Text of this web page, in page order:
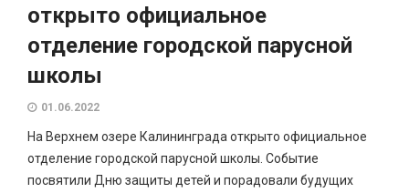
открыто официальное
отделение городской парусной
школы
01.06.2022
На Верхнем озере Калининграда открыто официальное
отделение городской парусной школы. Событие
посвятили Дню защиты детей и порадовали будущих